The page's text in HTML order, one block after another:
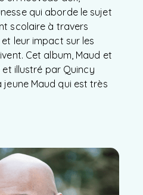
qui aborde le sujet
scolaire à travers
leur impact sur les
Cet album, Maud et
illustré par Quincy
jeune Maud qui est très